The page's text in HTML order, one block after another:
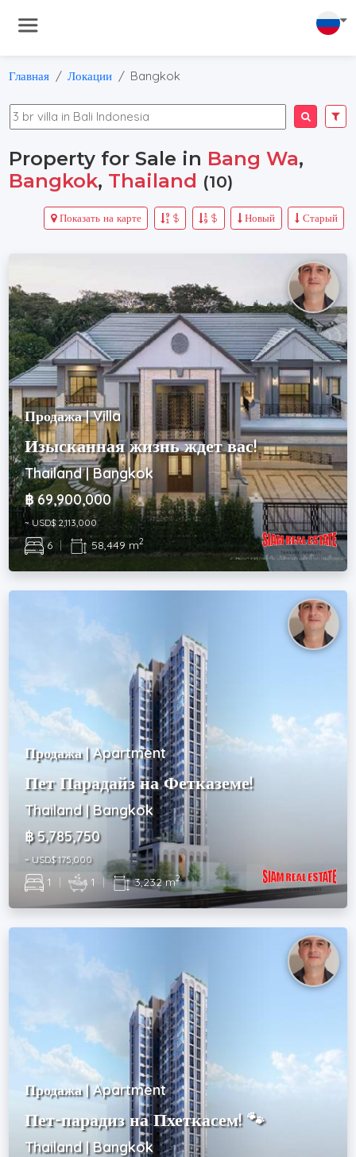
Главная Локации Bangkok
Property for Sale in Bang Wa,
Bangkok, Thailand (10)
Старый
Новый
$
$
Показать на карте
Продажа | Villa
Изысканная жизнь ждет вас!
Thailand | Bangkok
฿ 69,900,000
~ USD$ 2,113,000
6 | 58,449 m2
Продажа | Apartment
Пет Парадайз на Фетказеме!
Thailand | Bangkok
฿ 5,785,750
~ USD$ 175,000
1 | 1 | 3,232 m2
Продажа | Apartment
Пет-парадиз на Пхеткасем! 🐾
Thailand | Bangkok